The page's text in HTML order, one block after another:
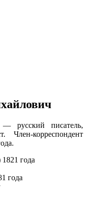
русский писатель,
корреспондент
года
года